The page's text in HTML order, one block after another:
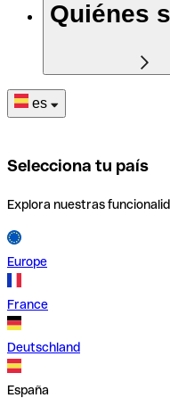
Quiénes
es
Selecciona tu país
Explora nuestras
Europe
France
Deutschland
España